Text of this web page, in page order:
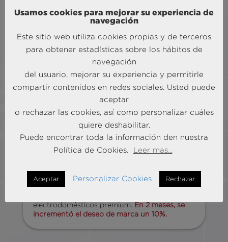
por cliente y póliza, pasando de un modelo de
reglas fijo a uno flexible, predictivo e
inteligente.
Se aumentó la tasa de retención
en un 20%.
Expansión internacional basada en
evidencia
mercado y modelos predictivos, identificamos
los hotspots con mayor potencial para abrir
electrodomésticos premium.En 2 meses, se
incrementó el deseo de marca un 10%.
Usamos cookies para mejorar su experiencia de
navegación
Este sitio web utiliza cookies propias y de terceros
para obtener estadísticas sobre los hábitos de
navegación
del usuario, mejorar su experiencia y permitirle
compartir contenidos en redes sociales. Usted puede
aceptar
o rechazar las cookies, así como personalizar cuáles
quiere deshabilitar.
Puede encontrar toda la información den nuestra
Política de Cookies.
Leer mas...
Aceptar Personalizar Cookies Rechazar